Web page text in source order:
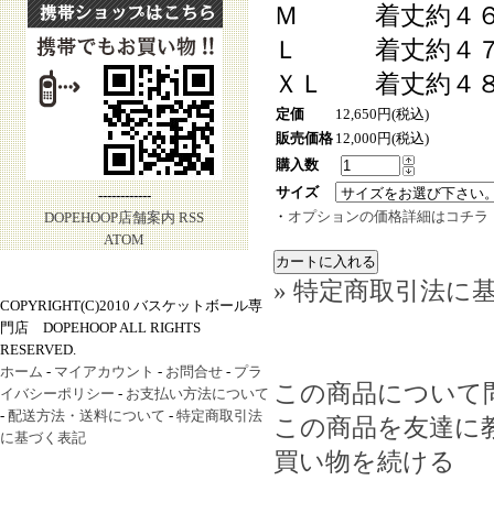
------------
DOPEHOOP店舗案内 RSS
ATOM
Ｍ 着丈約４６
Ｌ 着丈約４７
ＸＬ 着丈約４
定価
12,650円(税込)
販売価格 12,000円(税込)
購入数
サイズ
・ オプションの価格詳細はコチラ
» 特定商取引法に
この商品について
この商品を友達に
買い物を続ける
COPYRIGHT(C)2010 バスケットボール専
門店 DOPEHOOP ALL RIGHTS
RESERVED.
ホーム - マイアカウント - お問合せ - プラ
イバシーポリシー - お支払い方法について
- 配送方法・送料について - 特定商取引法
に基づく表記